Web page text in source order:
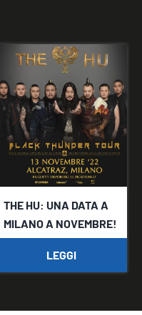
THE HU: UNA DATA A
MILANO A NOVEMBRE!
LEGGI